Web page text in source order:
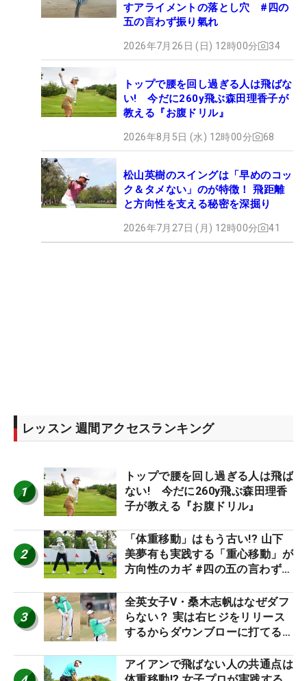
すアライメントの落とし穴 #四の
五の言わず振り氣れ
2026年7月26日 (日) 12時00分 34
トップで腰を回し過ぎる人は飛ばな
い! 今だに260y飛ぶ森田理香子が
教える『お腹ドリル』
2026年8月5日 (水) 12時00分 68
松山英樹のスイングは「早めのコッ
ク＆タメない」のが特徴！ 飛距離
と方向性を支える秘密を深掘り
2026年7月27日 (月) 12時00分 41
レッスン 週間アクセスランキング
1
トップで腰を回し過ぎる人は飛ば
ない! 今だに260y飛ぶ森田理香
子が教える『お腹ドリル』
2
「体重移動」はもう古い!? 山下
美夢有も実践する「重心移動」が
方向性のカギ #四の五の言わず振
3
全英女子V・桑木志帆はなぜダフ
らない？ 実は右ヒジをリリース
するからダウンブローに打てる #
アイアンで飛ばない人の共通点は